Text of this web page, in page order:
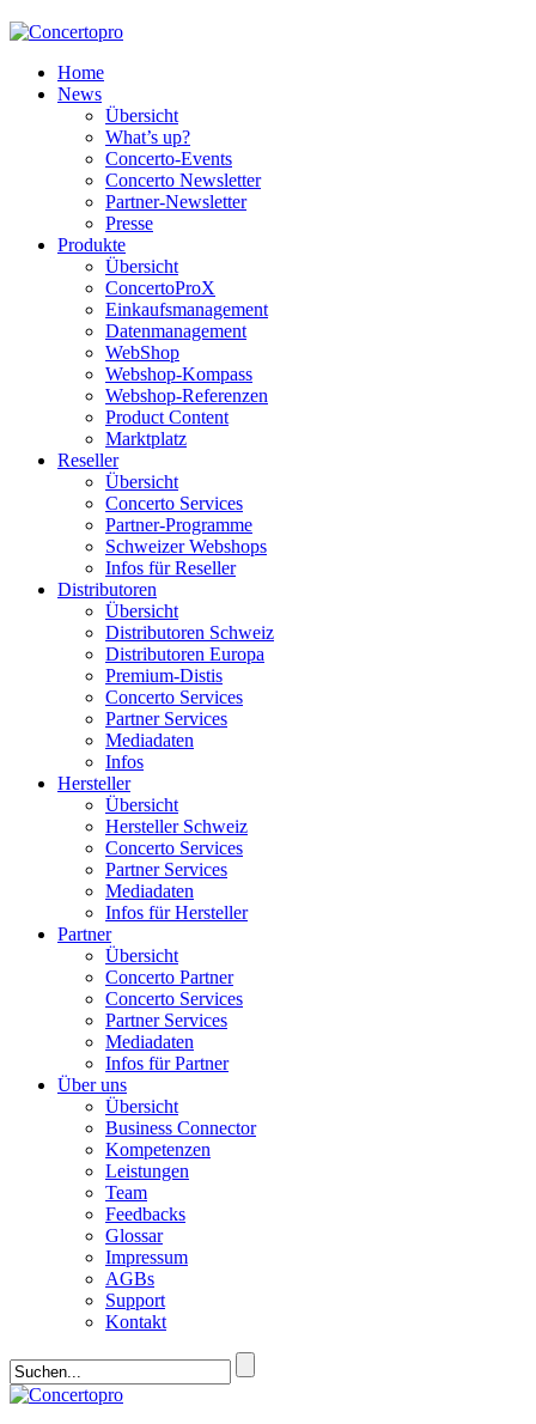
Home
News
Übersicht
What’s up?
Concerto-Events
Concerto Newsletter
Partner-Newsletter
Presse
Produkte
Übersicht
ConcertoProX
Einkaufsmanagement
Datenmanagement
WebShop
Webshop-Kompass
Webshop-Referenzen
Product Content
Marktplatz
Reseller
Übersicht
Concerto Services
Partner-Programme
Schweizer Webshops
Infos für Reseller
Distributoren
Übersicht
Distributoren Schweiz
Distributoren Europa
Premium-Distis
Concerto Services
Partner Services
Mediadaten
Infos
Hersteller
Übersicht
Hersteller Schweiz
Concerto Services
Partner Services
Mediadaten
Infos für Hersteller
Partner
Übersicht
Concerto Partner
Concerto Services
Partner Services
Mediadaten
Infos für Partner
Über uns
Übersicht
Business Connector
Kompetenzen
Leistungen
Team
Feedbacks
Glossar
Impressum
AGBs
Support
Kontakt